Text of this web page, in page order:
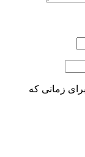
زمانی که